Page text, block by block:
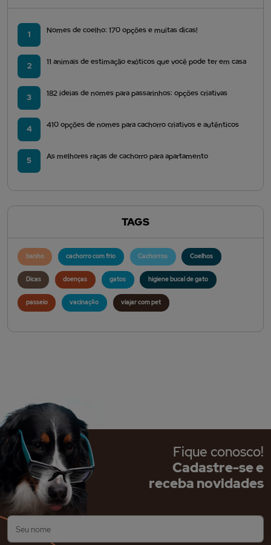
1 Nomes de coelho: 170 opções e muitas dicas!
2 11 animais de estimação exóticos que você pode ter em casa
3 182 ideias de nomes para passarinhos: opções criativas
4 410 opções de nomes para cachorro criativos e autênticos
5 As melhores raças de cachorro para apartamento
TAGS
banho cachorro com frio Cachorros Coelhos
Dicas doenças gatos higiene bucal de gato
passeio vacinação viajar com pet
Fique conosco!
Cadastre-se e
receba novidades